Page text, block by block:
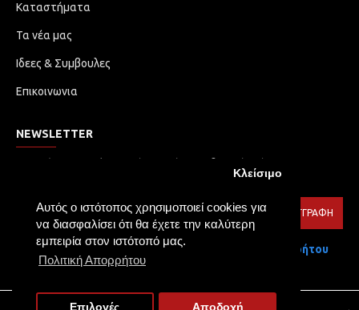
Αυτός ο ιστότοπος χρησιμοποιεί cookies για
να διασφαλίσει ότι θα έχετε την καλύτερη
εμπειρία στον ιστότοπό μας.
Πολιτική Απορρήτου
Κλείσιμο
Επιλογές Αποδοχή
Καταστήματα
Τα νέα μας
Ιδεες & Συμβουλες
Επικοινωνια
NEWSLETTER
ΕΓΓΡΑΦΉ
Έχω διαβάσει και αποδέχομαι τους Πολιτική Απορρήτου